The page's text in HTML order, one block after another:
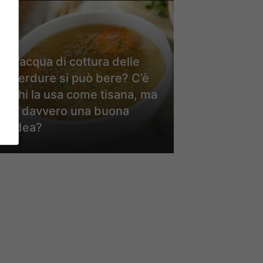
L’acqua di cottura delle
verdure si può bere? C’è
chi la usa come tisana, ma
è davvero una buona
idea?